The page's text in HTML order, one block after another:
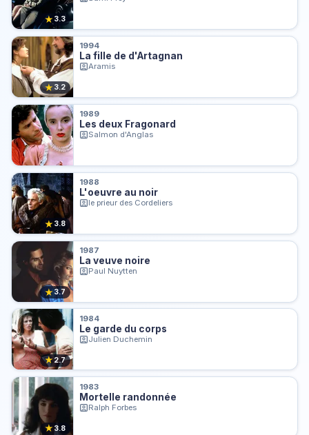
★ 3.3
★ 3.2
1994
La fille de d'Artagnan
Aramis
1989
Les deux Fragonard
Salmon d'Anglas
★ 3.8
1988
L'oeuvre au noir
le prieur des Cordeliers
★3.7
1987
La veuve noire
Paul Nuytten
★2.7
1984
Le garde du corps
Julien Duchemin
★3.8
1983
Mortelle randonnée
Ralph Forbes